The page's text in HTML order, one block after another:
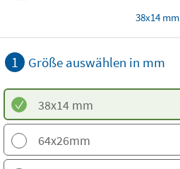
38x14 mm
1 Größe auswählen in mm
38x14 mm
64x26mm